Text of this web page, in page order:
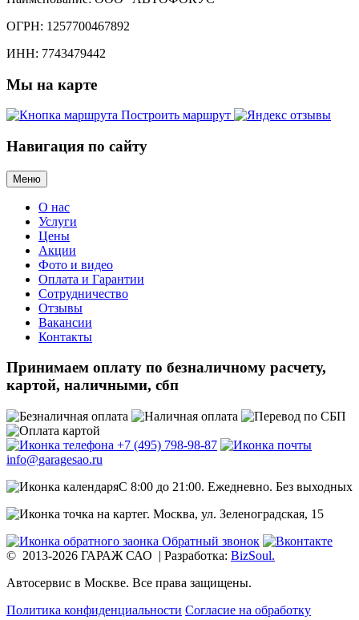
ОГРН: 1257700467892
ИНН: 7743479442
Мы на карте
Построить маршрут
Навигация по сайту
Меню
О нас
Услуги
Цены
Акции
Фото и видео
Оплата и Гарантии
Сотрудничество
Отзывы
Вакансии
Контакты
Принимаем оплату по безналичному расчету,
картой, наличными, сбп
+7 (495) 798-98-87
info@garagesao.ru
C 8:00 до 21:00. Ежедневно. Без выходных
г. Москва, ул. Зеленоградская, 15
Обратный звонок
© 2013-2026 ГАРАЖ САО | Разработка: BizSoul.
Автосервис в Москве. Все права защищены.
Политика конфиденциальности Согласие на обработку